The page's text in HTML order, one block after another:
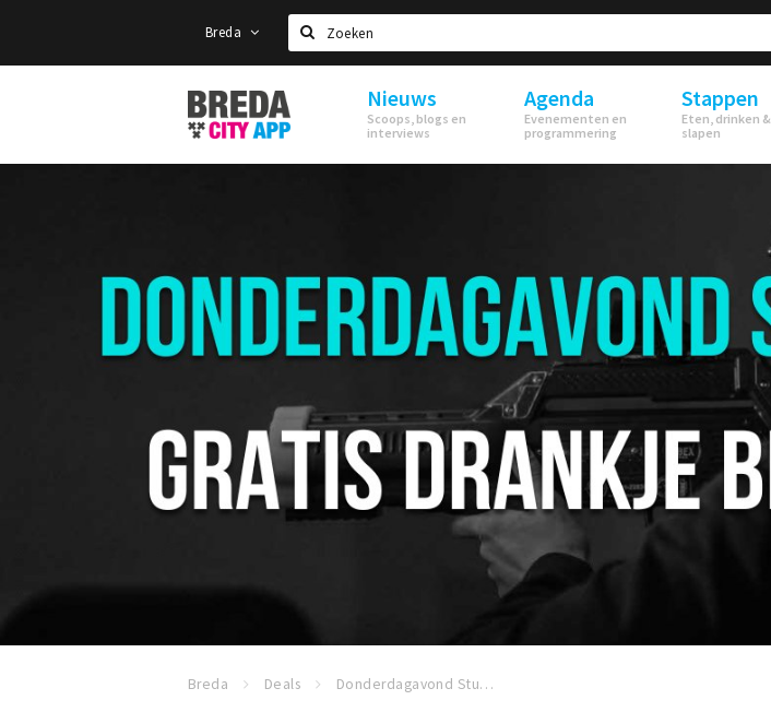
Breda
Zoeken
Stappen
&
Shoppen
Breda
Nieuws
Scoops, blogs en
interviews
Agenda
Evenementen en
programmering
Stappen
Eten, drinken &
slapen
Breda Deals Donderdagavond Studentenavond - Gratis Drankje